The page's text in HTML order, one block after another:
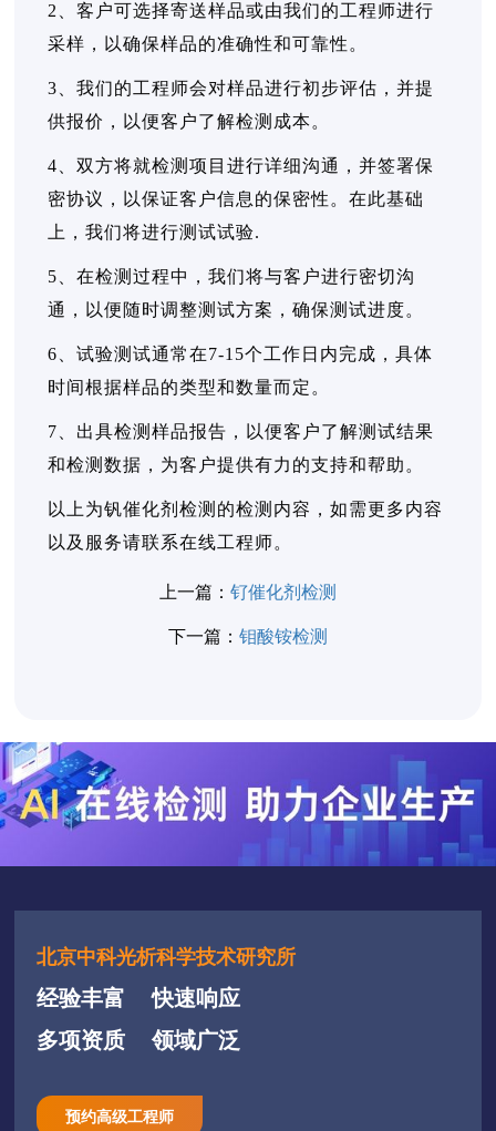
2、客户可选择寄送样品或由我们的工程师进行
采样，以确保样品的准确性和可靠性。
3、我们的工程师会对样品进行初步评估，并提
供报价，以便客户了解检测成本。
4、双方将就检测项目进行详细沟通，并签署保
密协议，以保证客户信息的保密性。在此基础
上，我们将进行测试试验.
5、在检测过程中，我们将与客户进行密切沟
通，以便随时调整测试方案，确保测试进度。
6、试验测试通常在7-15个工作日内完成，具体
时间根据样品的类型和数量而定。
7、出具检测样品报告，以便客户了解测试结果
和检测数据，为客户提供有力的支持和帮助。
以上为钒催化剂检测的检测内容，如需更多内容
以及服务请联系在线工程师。
上一篇： 钌催化剂检测
下一篇： 钼酸铵检测
北京中科光析科学技术研究所
经验丰富
快速响应
多项资质
领域广泛
预约高级工程师